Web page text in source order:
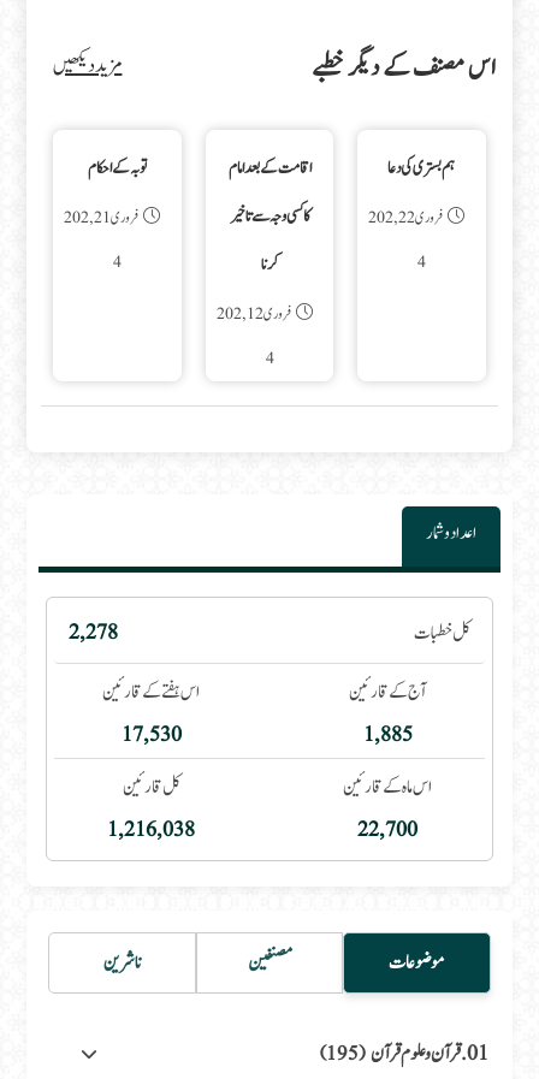
اس مصنف کے دیگر خطبے مزید دیکھیں
ہم بستری کی دعا
فروری 22, 202
4
اقامت کے بعد امام
کا کسی وجہ سے تاخیر
کرنا
فروری 12, 202
4
توبہ کے احکام
فروری 21, 202
4
اعداد و شمار
کل خطبات
2,278
آج کے قارئین
1,885
اس ہفتے کے قارئین
17,530
اس ماہ کے قارئین
22,700
کل قارئین
1,216,038
موضوعات مصنفین ناشرین
01. قرآن وعلوم قرآن (195)